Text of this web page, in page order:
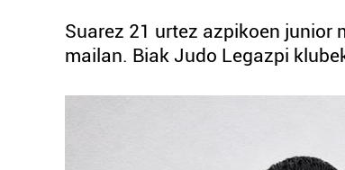
Suarez 21 urtez azpikoen junior
mailan. Biak Judo Legazpi